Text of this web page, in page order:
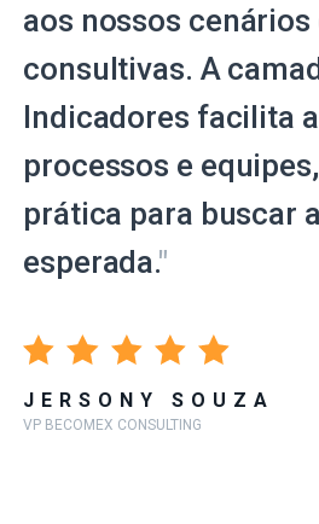
aos nossos cenários
consultivas. A
Indicadores facilita
processos e
prática para buscar
esperada."
JERSONY SOUZA
VP BECOMEX CONSULTING